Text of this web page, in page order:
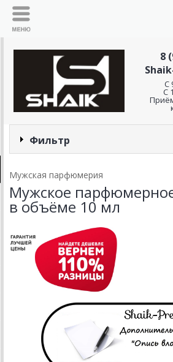
8
C
С
Фильтр
Мужская парфюмерия
Мужское
в объёме 10 мл